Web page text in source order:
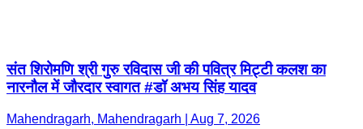
संत शिरोमणि श्री गुरु रविदास जी की पवित्र मिट्टी कलश का
नारनौल में जौरदार स्वागत #डॉ अभय सिंह यादव
Mahendragarh, Mahendragarh | Aug 7, 2026